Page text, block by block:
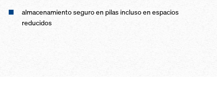
almacenamiento seguro en pilas incluso en espacios
reducidos